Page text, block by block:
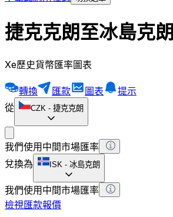
捷克克朗至冰島克
Xe歷史貨幣匯率圖表
轉換 匯款 圖表
提示
從
CZK - 捷克克朗
我們使用中間市場匯率
兌換為
ISK - 冰島克朗
我們使用中間市場匯率
檢視匯款報價